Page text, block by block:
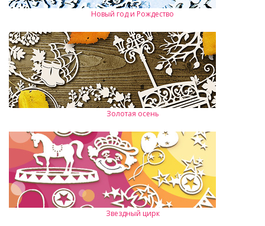
Новый год и Рождество
Золотая осень
Звездный цирк